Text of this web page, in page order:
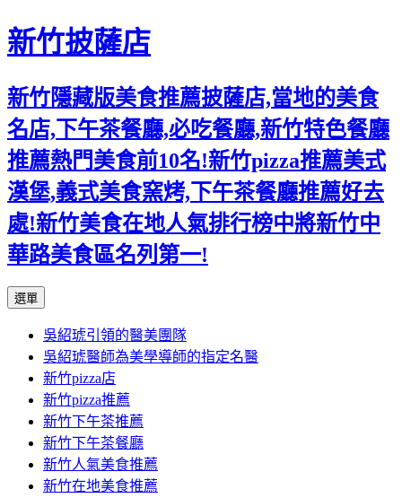
新竹披薩店
新竹隱藏版美食推薦披薩店,當地的美食
名店,下午茶餐廳,必吃餐廳,新竹特色餐廳
推薦熱門美食前10名!新竹pizza推薦美式
漢堡,義式美食窯烤,下午茶餐廳推薦好去
處!新竹美食在地人氣排行榜中將新竹中
華路美食區名列第一!
選單
主
要
內
容
吳紹琥引領的醫美團隊
吳紹琥醫師為美學導師的指定名醫
新竹pizza店
新竹pizza推薦
新竹下午茶推薦
新竹下午茶餐廳
新竹人氣美食推薦
新竹在地美食推薦